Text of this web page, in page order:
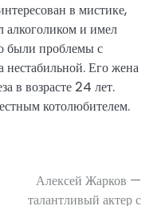
в мистике,
алкоголиком и имел
были проблемы с
Его жена
в возрасте 24 лет.
котолюбителем.
Алексей Жарков —
талантливый актер с